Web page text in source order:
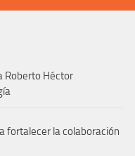
Roberto Héctor
fortalecer la colaboración